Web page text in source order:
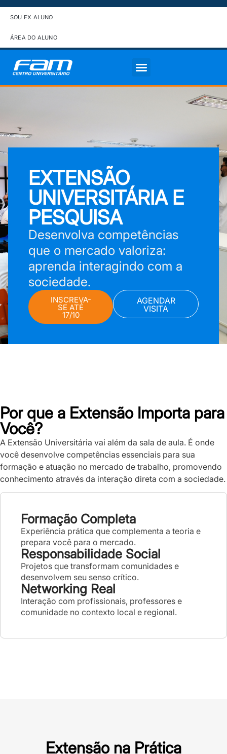
SOU EX ALUNO
ÁREA DO ALUNO
EXTENSÃO
UNIVERSITÁRIA E
PESQUISA
Desenvolva competências
que o mercado valoriza:
aprenda interagindo com a
sociedade.
INSCREVA-
SE ATÉ
17/10
AGENDAR
VISITA
Por que a Extensão Importa para
Você?
A Extensão Universitária vai além da sala de aula. É onde
você desenvolve competências essenciais para sua
formação e atuação no mercado de trabalho, promovendo
conhecimento através da interação direta com a sociedade.
Formação Completa
Experiência prática que complementa a teoria e
prepara você para o mercado.
Responsabilidade Social
Projetos que transformam comunidades e
desenvolvem seu senso crítico.
Networking Real
Interação com profissionais, professores e
comunidade no contexto local e regional.
Extensão na Prática